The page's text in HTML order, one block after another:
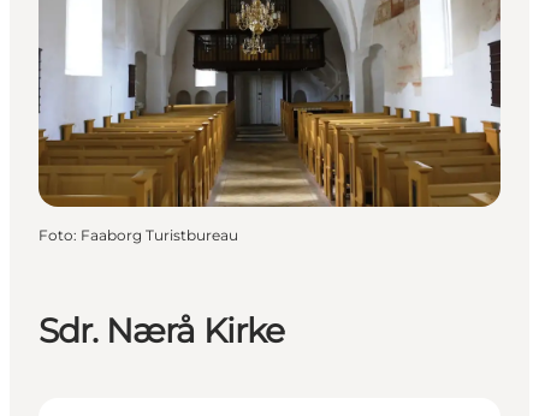
Sdr. Nærå Kirke
Foto: Faaborg Turistbureau